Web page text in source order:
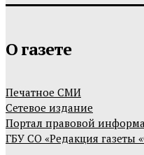
О газете
Печатное СМИ
Сетевое издание
Портал правовой
ГБУ СО «Редакция газеты